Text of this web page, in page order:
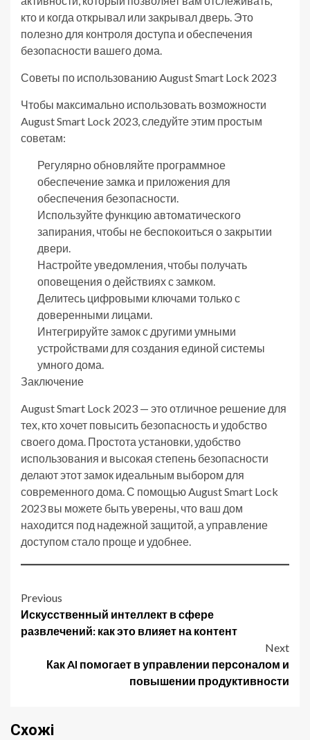
кто и когда открывал или закрывал дверь. Это
полезно для контроля доступа и обеспечения
безопасности вашего дома.
Советы по использованию August Smart Lock 2023
Чтобы максимально использовать возможности
August Smart Lock 2023, следуйте этим простым
советам:
Регулярно обновляйте программное
обеспечение замка и приложения для
обеспечения безопасности.
Используйте функцию автоматического
запирания, чтобы не беспокоиться о закрытии
двери.
Настройте уведомления, чтобы получать
оповещения о действиях с замком.
Делитесь цифровыми ключами только с
доверенными лицами.
Интегрируйте замок с другими умными
устройствами для создания единой системы
умного дома.
Заключение
August Smart Lock 2023 — это отличное решение для
тех, кто хочет повысить безопасность и удобство
своего дома. Простота установки, удобство
использования и высокая степень безопасности
делают этот замок идеальным выбором для
современного дома. С помощью August Smart Lock
2023 вы можете быть уверены, что ваш дом
находится под надежной защитой, а управление
доступом стало проще и удобнее.
Post
navigation
Previous
Искусственный интеллект в сфере
развлечений: как это влияет на контент
Next
Как AI помогает в управлении персоналом и
повышении продуктивности
Схожі